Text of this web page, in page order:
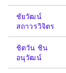
ชัยวัฒน์
สถาวรวิจิตร
ชิตวัน ชิน
อนุวัฒน์